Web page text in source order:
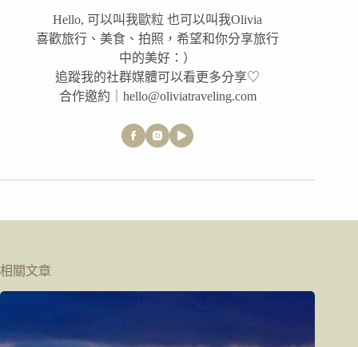
Hello, 可以叫我歐粒 也可以叫我Olivia
喜歡旅行、美食、拍照，希望和你分享旅行
中的美好：）
追蹤我的社群媒體可以看更多分享♡
合作邀約｜hello@oliviatraveling.com
相關文章